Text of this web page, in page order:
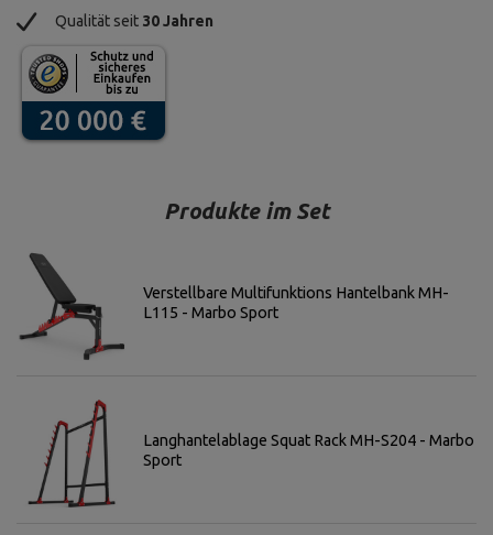
Qualität seit 30 Jahren
Produkte im Set
Verstellbare Multifunktions Hantelbank MH-
L115 - Marbo Sport
Langhantelablage Squat Rack MH-S204 - Marbo
Sport